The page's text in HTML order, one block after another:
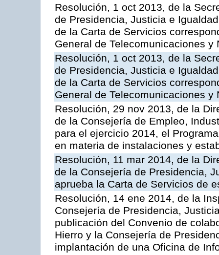
Resolución, 1 oct 2013, de la
de Presidencia, Justicia e
de la Carta de Servicios
General de Telecomunicaciones y
Resolución, 1 oct 2013, de la
de Presidencia, Justicia e
de la Carta de Servicios
General de Telecomunicaciones y
Resolución, 29 nov 2013, de la
de la Consejería de Empleo,
para el ejercicio 2014, el
en materia de instalaciones y
Resolución, 11 mar 2014, de la
de la Consejería de Presidencia,
aprueba la Carta de Servicios de
Resolución, 14 ene 2014, de la
Consejería de Presidencia,
publicación del Convenio de
Hierro y la Consejería de
implantación de una Oficina de